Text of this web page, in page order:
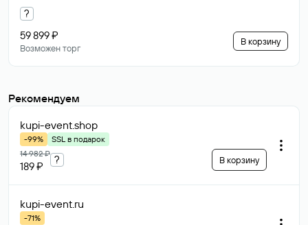
?
59 899 ₽
Возможен торг
В корзину
Рекомендуем
kupi-event.shop
-99%
SSL в подарок
14 982 ₽
189 ₽
? В корзину
kupi-event.ru
-71%